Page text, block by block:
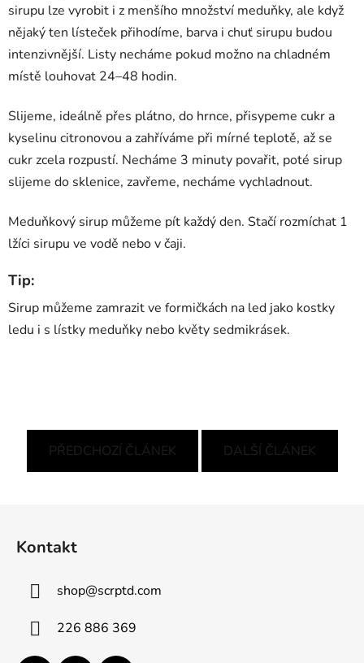
sirupu lze vyrobit i z menšího množství meduňky, ale když
nějaký ten lísteček přihodíme, barva i chuť sirupu budou
intenzivnější. Listy necháme pokud možno na chladném
místě louhovat 24–48 hodin.
Slijeme, ideálně přes plátno, do hrnce, přisypeme cukr a
kyselinu citronovou a zahříváme při mírné teplotě, až se
cukr zcela rozpustí. Necháme 3 minuty povařit, poté sirup
slijeme do sklenice, zavřeme, necháme vychladnout.
Meduňkový sirup můžeme pít každý den. Stačí rozmíchat 1
lžíci sirupu ve vodě nebo v čaji.
Tip:
Sirup můžeme zamrazit ve formičkách na led jako kostky
ledu i s lístky meduňky nebo květy sedmikrásek.
PŘEDCHOZÍ ČLÁNEK DALŠÍ ČLÁNEK
Kontakt
shop@scrptd.com
226 886 369